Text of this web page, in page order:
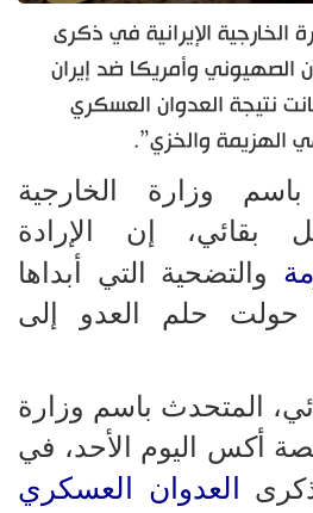
الخارجية الإيرانية في ذكرى
الصهيوني وأمريكا ضد إيران
نتيجة العدوان العسكري
الهزيمة والخزي”.
وزارة الخارجية
بقائي، إن الإرادة
والتضحية التي أبداها
حولت حلم العدو إلى
المتحدث باسم وزارة
أكس اليوم الأحد، في
العدوان العسكري